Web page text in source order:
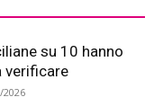
su 10 hanno
verificare
2026